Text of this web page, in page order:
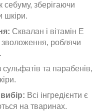
зберігаючи
шкіри.
Сквалан і вітамін Е
зволоження, роблячи
сульфатів та парабенів,
Всі інгредієнти є
на тваринах.